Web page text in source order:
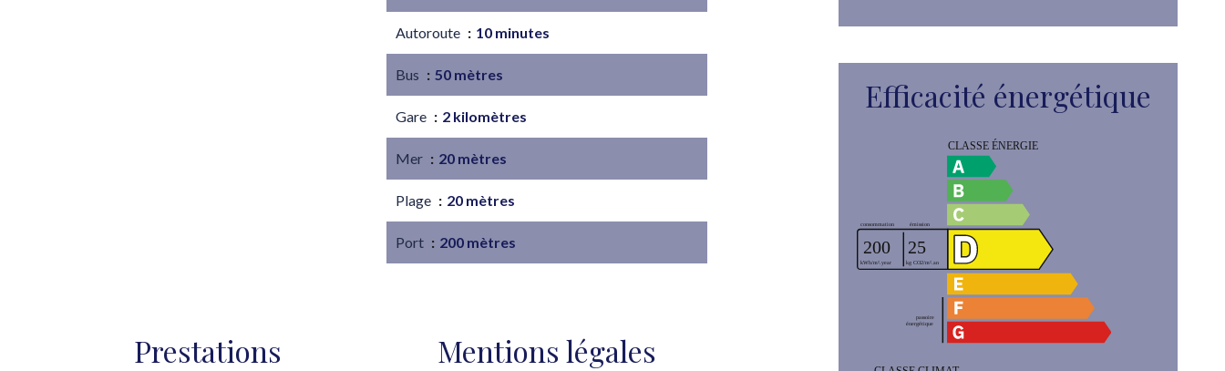
Autoroute 10 minutes
Bus 50 mètres
Gare 2 kilomètres
Mer 20 mètres
Plage 20 mètres
Port 200 mètres
Prestations Mentions légales
Efficacité énergétique